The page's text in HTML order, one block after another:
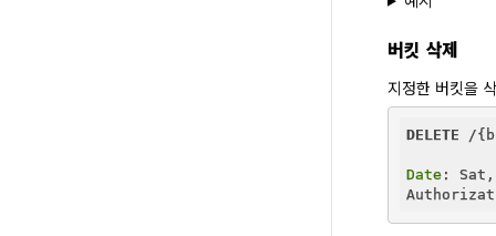
버킷 삭제
지정한 버킷을
DELETE /
Date :